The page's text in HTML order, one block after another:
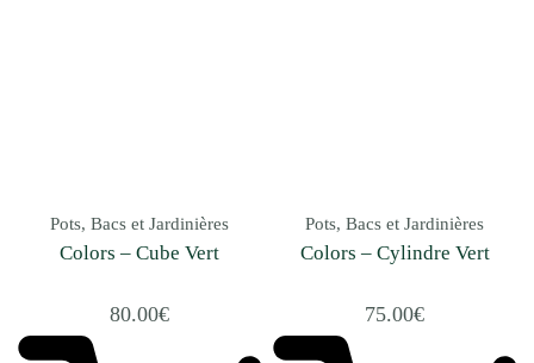
Pots, Bacs et Jardinières
Colors – Cube Vert
80.00€
Pots, Bacs et Jardinières
Colors – Cylindre Vert
75.00€